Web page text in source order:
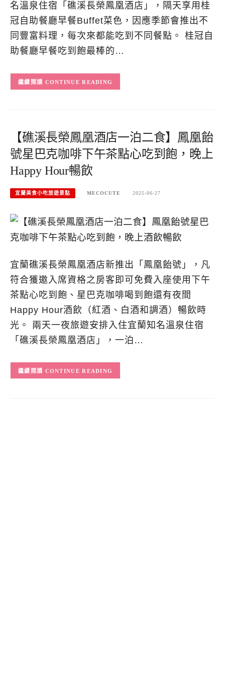
名溫泉住宿「礁溪長榮鳳凰酒店」，隔天享用桂
冠自助餐廳早餐Buffet菜色，因應季節會推出不
同豐富料理，每次來都能吃到不同餐點。 桂冠自
助餐廳早餐吃到飽最棒的…
CONTINUE READING
【礁溪長榮鳳凰酒店一泊二食】鳳凰飴
號星巴克咖啡下午茶點心吃到飽，晚上
Happy Hour暢飲
宜蘭美食小吃旅遊景點 MECOCUTE 2025-06-27
宜蘭礁溪長榮鳳凰酒店新推出「鳳凰飴號」，凡
符合獲邀入席資格之房客即可免費入座使用下午
茶點心吃到飽、星巴克咖啡喝到飽還有夜間
Happy Hour酒飲（紅酒、白酒和調酒）暢飲時
光。 兩天一夜旅遊安排入住宜蘭知名溫泉住宿
「礁溪長榮鳳凰酒店」，一泊…
CONTINUE READING